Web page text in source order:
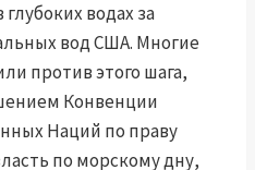
водах за
вод США. Многие
против этого шага,
Конвенции
Наций по праву
по морскому дну,